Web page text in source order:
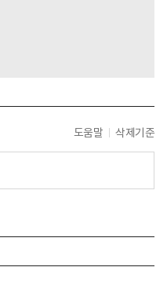
도움말 삭제기준